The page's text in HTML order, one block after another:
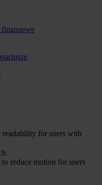
for users with
reduce motion for users